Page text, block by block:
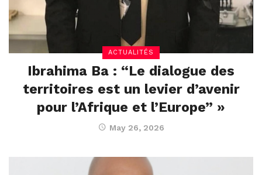
ACTUALITÉS
Ibrahima Ba : “Le dialogue des
territoires est un levier d’avenir
pour l’Afrique et l’Europe” »
May 26, 2026